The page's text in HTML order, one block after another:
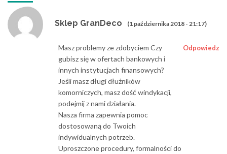
Sklep GranDeco (1 października 2018 - 21:17)
Odpowiedz
Masz problemy ze zdobyciem Czy
gubisz się w ofertach bankowych i
innych instytucjach finansowych?
Jeśli masz długi dłużników
komorniczych, masz dość windykacji,
podejmij z nami działania.
Nasza firma zapewnia pomoc
dostosowaną do Twoich
indywidualnych potrzeb.
Uproszczone procedury, formalności do